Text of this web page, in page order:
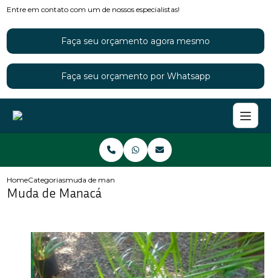
Entre em contato com um de nossos especialistas!
Faça seu orçamento agora mesmo
Faça seu orçamento por Whatsapp
HomeCategoriasmuda de manaca
Muda de Manacá